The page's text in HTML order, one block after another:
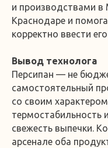
и производствами в
Краснодаре и
корректно ввести
Вывод технолога
Персипан — не
самостоятельный
со своим
термостабильность
свежесть выпечки.
арсенале оба